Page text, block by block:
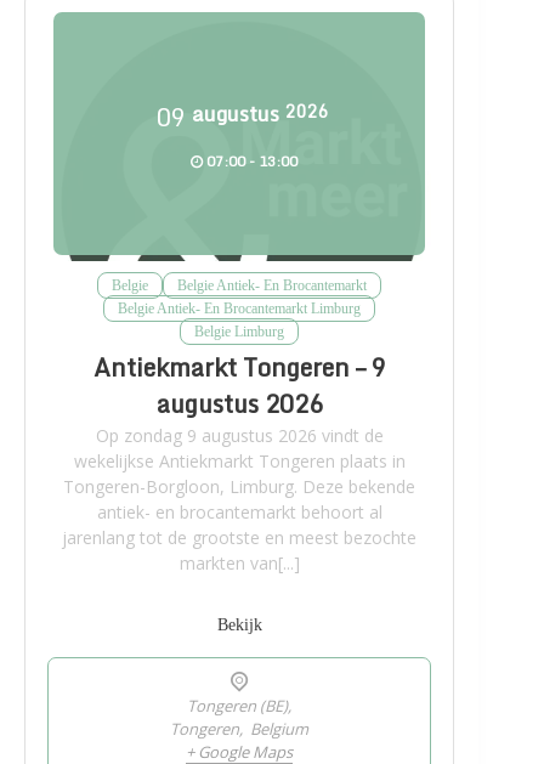
09 augustus 2026
07:00 - 13:00
Belgie
Belgie Antiek- En Brocantemarkt
Belgie Antiek- En Brocantemarkt Limburg
Belgie Limburg
Antiekmarkt Tongeren – 9
augustus 2026
Op zondag 9 augustus 2026 vindt de
wekelijkse Antiekmarkt Tongeren plaats in
Tongeren-Borgloon, Limburg. Deze bekende
antiek- en brocantemarkt behoort al
jarenlang tot de grootste en meest bezochte
markten van[...]
Bekijk
Tongeren (BE),
Tongeren, Belgium
+ Google Maps